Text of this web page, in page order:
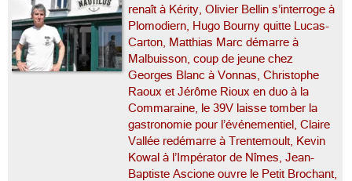
renaît à Kérity, Olivier Bellin s’interroge à
Plomodiern, Hugo Bourny quitte Lucas-
Carton, Matthias Marc démarre à
Malbuisson, coup de jeune chez
Georges Blanc à Vonnas, Christophe
Raoux et Jérôme Rioux en duo à la
Commaraine, le 39V laisse tomber la
gastronomie pour l’événementiel, Claire
Vallée redémarre à Trentemoult, Kevin
Kowal à l’Impérator de Nîmes, Jean-
Baptiste Ascione ouvre le Petit Brochant,